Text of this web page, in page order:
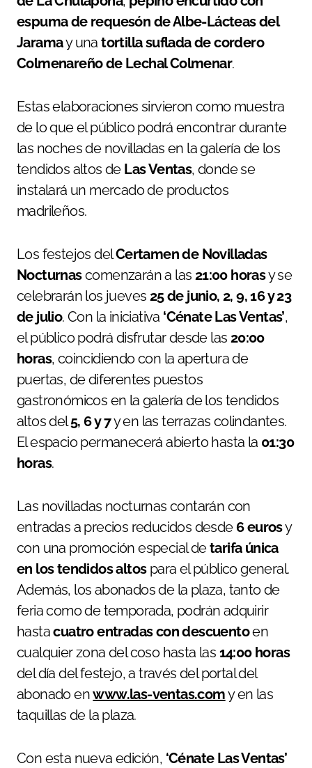
espuma de requesón de Albe-Lácteas del
Jaramay unatortilla suflada de cordero
Colmenareño de Lechal Colmenar.
Estas elaboraciones sirvieron como muestra
de lo que el público podrá encontrar durante
las noches de novilladas en la galería de los
tendidos altos de Las Ventas, donde se
instalará un mercado de productos
madrileños.
Los festejos delCertamen de Novilladas
Nocturnascomenzarán a las 21:00 horasy se
celebrarán los jueves 25 de junio, 2, 9, 16 y 23
de julio. Con la iniciativa ‘Cénate Las Ventas’,
el público podrá disfrutar desde las 20:00
horas, coincidiendo con la apertura de
puertas, de diferentes puestos
gastronómicos en la galería de los tendidos
altos del5, 6 y 7y en las terrazas colindantes.
El espacio permanecerá abierto hasta la 01:30
horas.
Las novilladas nocturnas contarán con
entradas a precios reducidos desde 6 eurosy
con una promoción especial detarifa única
en los tendidos altospara el público general.
Además, los abonados de la plaza, tanto de
feria como de temporada, podrán adquirir
hastacuatro entradas con descuentoen
cualquier zona del coso hasta las 14:00 horas
del día del festejo, a través del portal del
abonado enwww.las-ventas.comy en las
taquillas de la plaza.
Con esta nueva edición, ‘Cénate Las Ventas’